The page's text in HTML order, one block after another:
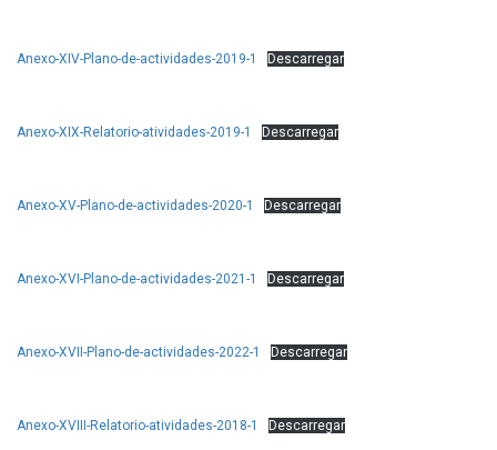
Anexo-XIV-Plano-de-actividades-2019-1 Descarregar
Anexo-XIX-Relatorio-atividades-2019-1 Descarregar
Anexo-XV-Plano-de-actividades-2020-1 Descarregar
Anexo-XVI-Plano-de-actividades-2021-1 Descarregar
Anexo-XVII-Plano-de-actividades-2022-1 Descarregar
Anexo-XVIII-Relatorio-atividades-2018-1 Descarregar